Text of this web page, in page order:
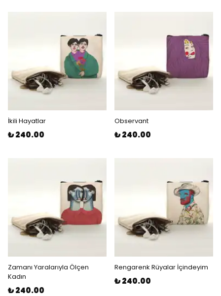
İkili Hayatlar
₺ 240.00
Observant
₺ 240.00
Zamanı Yaralarıyla Ölçen
Kadın
₺ 240.00
Rengarenk Rüyalar İçindeyim
₺ 240.00